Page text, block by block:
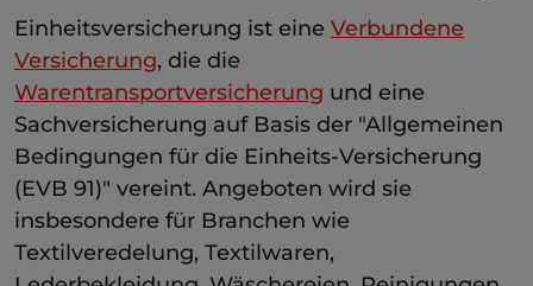
Einheitsversicherung ist eine Verbundene
Versicherung, die die
Warentransportversicherung und eine
Sachversicherung auf Basis der "Allgemeinen
Bedingungen für die Einheits-Versicherung
(EVB 91)" vereint. Angeboten wird sie
insbesondere für Branchen wie
Textilveredelung, Textilwaren,